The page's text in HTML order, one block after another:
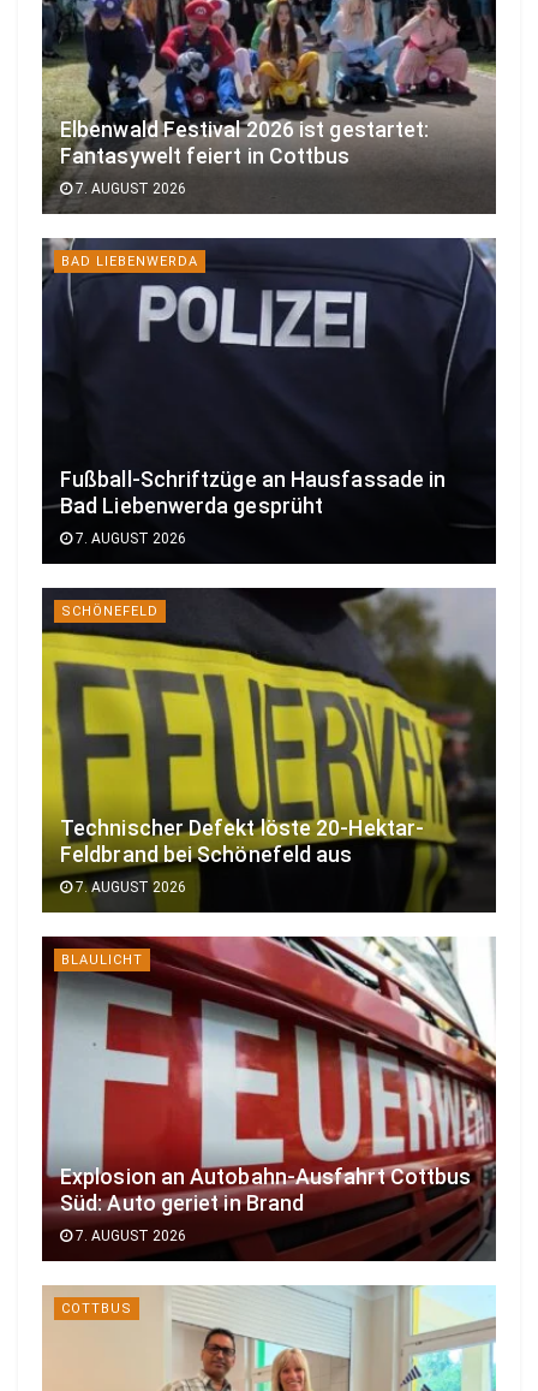
Elbenwald Festival 2026 ist gestartet:
Fantasywelt feiert in Cottbus
7. AUGUST 2026
BAD LIEBENWERDA
Fußball-Schriftzüge an Hausfassade in
Bad Liebenwerda gesprüht
7. AUGUST 2026
SCHÖNEFELD
Technischer Defekt löste 20-Hektar-
Feldbrand bei Schönefeld aus
7. AUGUST 2026
BLAULICHT
Explosion an Autobahn-Ausfahrt Cottbus
Süd: Auto geriet in Brand
7. AUGUST 2026
COTTBUS